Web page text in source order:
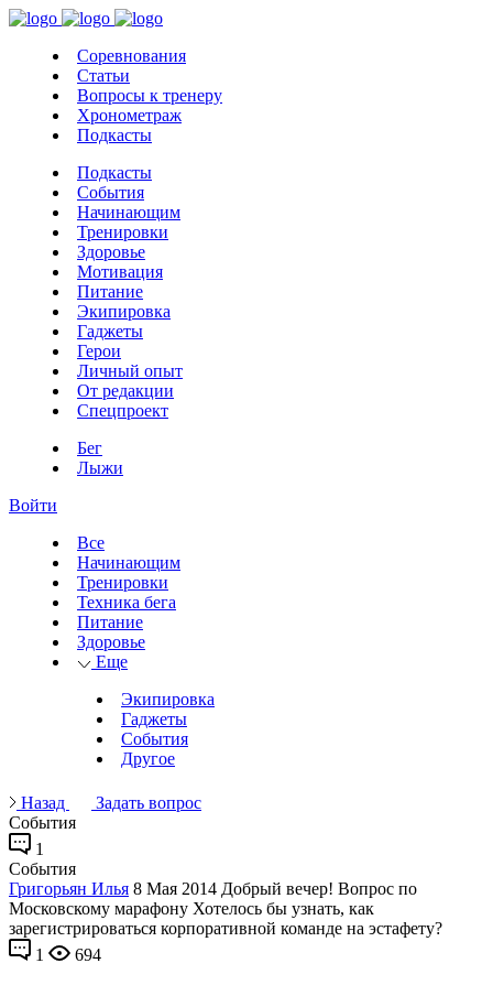
Соревнования
Статьи
Вопросы к тренеру
Хронометраж
Подкасты
Подкасты
События
Начинающим
Тренировки
Здоровье
Мотивация
Питание
Экипировка
Гаджеты
Герои
Личный опыт
От редакции
Спецпроект
Бег
Лыжи
Войти
Все
Начинающим
Тренировки
Техника бега
Питание
Здоровье
Еще
Экипировка
Гаджеты
События
Другое
Назад
Задать вопрос
События
1
События
Григорьян Илья 8 Мая 2014 Добрый вечер! Вопрос по
Московскому марафону Хотелось бы узнать, как
зарегистрироваться корпоративной команде на эстафету?
1
694